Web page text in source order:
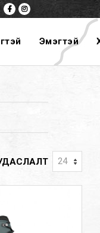
Эмэгтэй